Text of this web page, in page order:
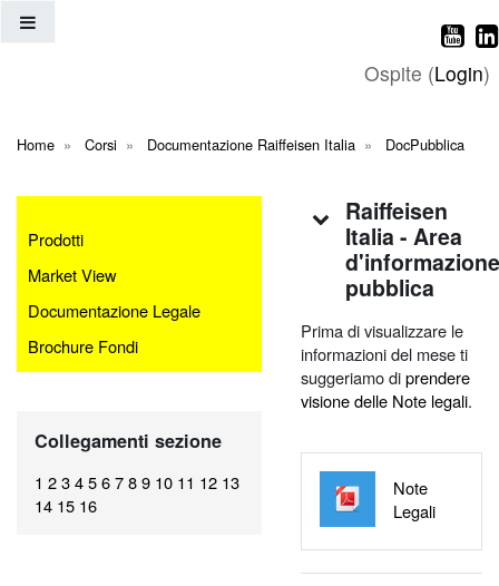
Vai al contenuto principale
Ospite (Login)
Home Corsi Documentazione Raiffeisen Italia DocPubblica
Prodotti
Market View
Documentazione Legale
Brochure Fondi
Collegamenti sezione
1 23456789 10 11 12 13
14 15 16
Raiffeisen
Italia - Area
d'informazione
pubblica
Prima di visualizzare le
informazioni del mese ti
suggeriamo diprendere
visione delle Note legali.
Note
LegaliFile